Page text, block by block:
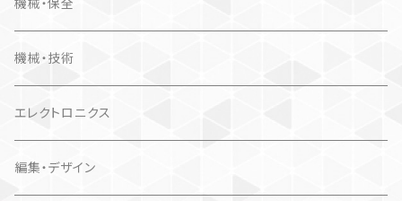
機械・保全
機械・技術
エレクトロニクス
編集・デザイン